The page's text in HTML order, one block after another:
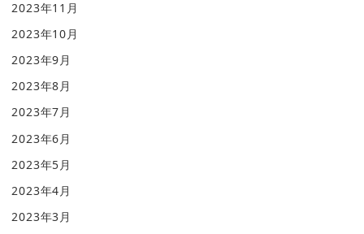
2023年11月
2023年10月
2023年9月
2023年8月
2023年7月
2023年6月
2023年5月
2023年4月
2023年3月